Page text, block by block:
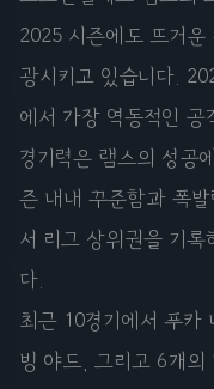
2025 시즌에도 뜨거운
광시키고 있습니다.
에서 가장 역동적인 공
경기력은 램스의 성공
즌 내내 꾸준함과 폭발
서 리그 상위권을 기록
다.
최근 10경기에서 푸카
빙 야드, 그리고 6개의